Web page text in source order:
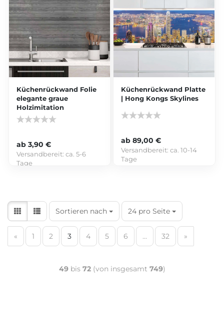
Küchenrückwand Folie
elegante graue
Holzimitation
ab 3,90 €
Versandbereit:ca. 5-6
Tage
Küchenrückwand Platte
| Hong Kongs Skylines
ab 89,00 €
Versandbereit:ca. 10-14
Tage
Sortieren nach 24 pro Seite
« 1 2 3 4 5 6 ... 32 »
49bis 72(von insgesamt 749)